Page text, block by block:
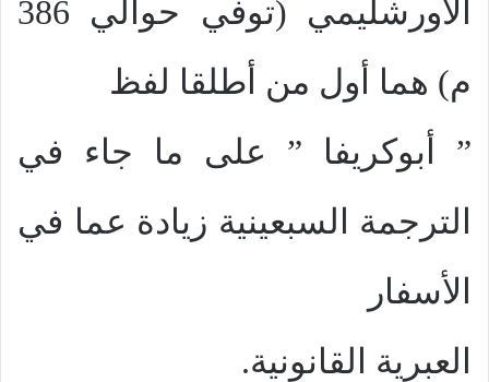
الأورشليمي (توفي حوالي 386
م) هما أول من أطلقا لفظ
” أبوكريفا ” على ما جاء في
الترجمة السبعينية زيادة عما في
الأسفار
العبرية القانونية.